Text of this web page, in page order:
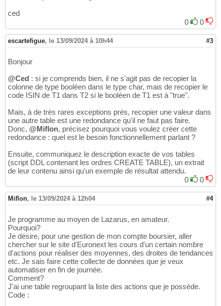
ced
0
0
escartefigue, le 13/09/2024 à 10h44 #3
Bonjour
@Ced : si je comprends bien, il ne s'agit pas de recopier la
colonne de type booléen dans le type char, mais de recopier le
code ISIN de T1 dans T2 si le booléen de T1 est à "true".
Mais, à de très rares exceptions près, recopier une valeur dans
une autre table est une redondance qu'il ne faut pas faire.
Donc, @Miflon, précisez pourquoi vous voulez créer cette
redondance : quel est le besoin fonctionnellement parlant ?
Ensuite, communiquez le description exacte de vos tables
(script DDL contenant les ordres CREATE TABLE), un extrait
de leur contenu ainsi qu'un exemple de résultat attendu.
0
0
Miflon, le 13/09/2024 à 12h04 #4
Je programme au moyen de Lazarus, en amateur.
Pourquoi?
Je désire, pour une gestion de mon compte boursier, aller
chercher sur le site d'Euronext les cours d'un certain nombre
d'actions pour réaliser des moyennes, des droites de tendances
etc. Je sais faire cette collecte de données que je veux
automatiser en fin de journée.
Comment?
J'ai une table regroupant la liste des actions que je possède.
Code :